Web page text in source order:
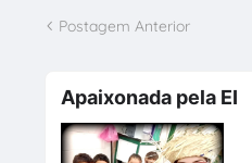
Postagem Anterior
Apaixonada pela EI